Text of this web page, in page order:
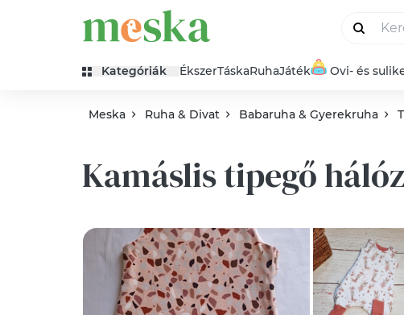
Kategóriák ÉkszerTáskaRuhaJáték Ovi- és
Meska Ruha & Divat Babaruha & Gyerekruha
Kamáslis tipegő